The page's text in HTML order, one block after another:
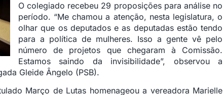
O colegiado recebeu 29 proposições para análise no
período. “Me chamou a atenção, nesta legislatura, o
olhar que os deputados e as deputadas estão tendo
para a política de mulheres. Isso a gente vê pelo
número de projetos que chegaram à Comissão.
Estamos saindo da invisibilidade”, observou a
Gleide Ângelo (PSB).
Março de Lutas homenageou a vereadora Marielle